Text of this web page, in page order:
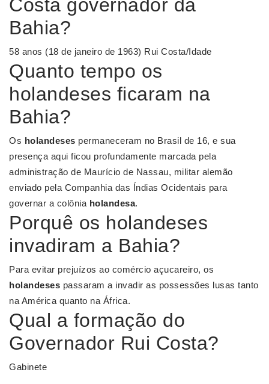
Costa governador da
Bahia?
58 anos (18 de janeiro de 1963) Rui Costa/Idade
Quanto tempo os
holandeses ficaram na
Bahia?
Os holandeses permaneceram no Brasil de 16, e sua
presença aqui ficou profundamente marcada pela
administração de Maurício de Nassau, militar alemão
enviado pela Companhia das Índias Ocidentais para
governar a colônia holandesa.
Porquê os holandeses
invadiram a Bahia?
Para evitar prejuízos ao comércio açucareiro, os
holandeses passaram a invadir as possessões lusas tanto
na América quanto na África.
Qual a formação do
Governador Rui Costa?
Gabinete